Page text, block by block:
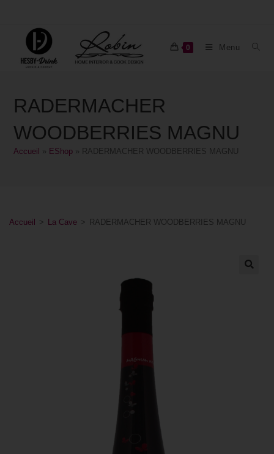
0 Menu
RADERMACHER
WOODBERRIES MAGNU
Accueil EShop RADERMACHER WOODBERRIES MAGNU
Accueil > La Cave > RADERMACHER WOODBERRIES MAGNU